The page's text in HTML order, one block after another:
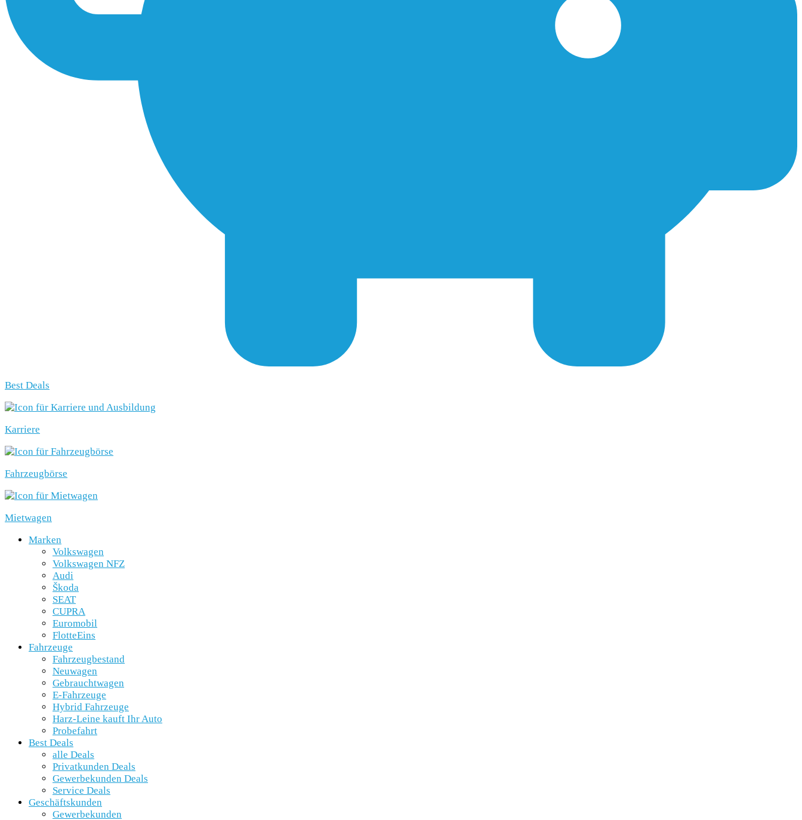
Best Deals
Karriere
Fahrzeugbörse
Mietwagen
Marken
Volkswagen
Volkswagen NFZ
Audi
Škoda
SEAT
CUPRA
Euromobil
FlotteEins
Fahrzeuge
Fahrzeugbestand
Neuwagen
Gebrauchtwagen
E-Fahrzeuge
Hybrid Fahrzeuge
Harz-Leine kauft Ihr Auto
Probefahrt
Best Deals
alle Deals
Privatkunden Deals
Gewerbekunden Deals
Service Deals
Geschäftskunden
Gewerbekunden